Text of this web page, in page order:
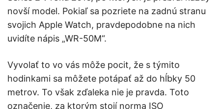
novší model. Pokiaľ sa pozriete na zadnú stranu
svojich Apple Watch, pravdepodobne na nich
uvidíte nápis „WR-50M“.
Vyvolať to vo vás môže pocit, že s týmito
hodinkami sa môžete potápať až do hĺbky 50
metrov. To však zďaleka nie je pravda. Toto
označenie, za ktorým stojí norma ISO